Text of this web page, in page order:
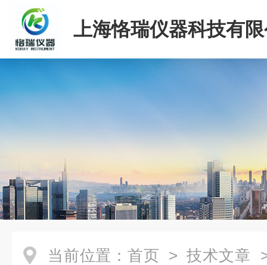
上海恪瑞仪器科技有
当前位置： 首页 > 技术文章